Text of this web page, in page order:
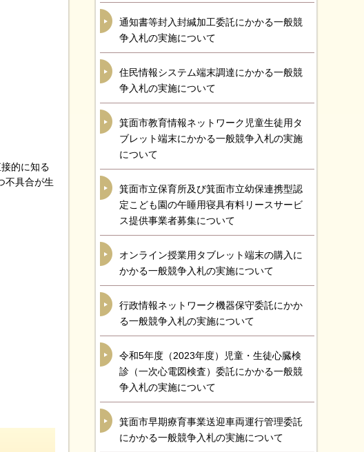
的に知る
不具合が生
通知書等封入封緘加工委託にかかる一般競
争入札の実施について
住民情報システム端末調達にかかる一般競
争入札の実施について
箕面市教育情報ネットワーク児童生徒用タ
ブレット端末にかかる一般競争入札の実施
について
箕面市立保育所及び箕面市立幼保連携型認
定こども園の午睡用寝具有料リースサービ
ス提供事業者募集について
オンライン授業用タブレット端末の購入に
かかる一般競争入札の実施について
行政情報ネットワーク機器保守委託にかか
る一般競争入札の実施について
令和5年度（2023年度）児童・生徒心臓検
診（一次心電図検査）委託にかかる一般競
争入札の実施について
箕面市早期療育事業送迎車両運行管理委託
にかかる一般競争入札の実施について